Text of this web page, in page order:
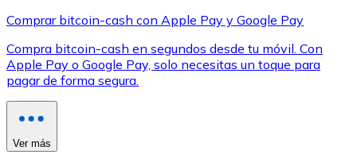
XRP
XRP
Efectivo
Comprar bitcoin-cash con Apple Pay y Google Pay
Compra bitcoin-cash en segundos desde tu móvil. Con
Apple Pay o Google Pay, solo necesitas un toque para
pagar de forma segura.
Ver más